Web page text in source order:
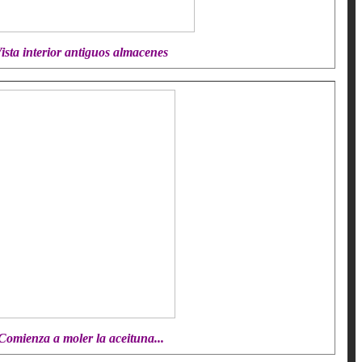
interior antiguos almacenes
a moler la aceituna...